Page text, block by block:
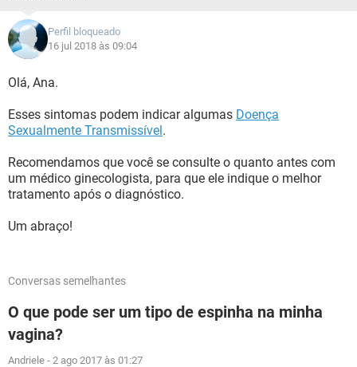
Perfil bloqueado
16 jul 2018 às 09:04
Olá, Ana.
Esses sintomas podem indicar algumas Doença
Sexualmente Transmissível.
Recomendamos que você se consulte o quanto antes com
um médico ginecologista, para que ele indique o melhor
tratamento após o diagnóstico.
Um abraço!
Conversas semelhantes
O que pode ser um tipo de espinha na minha
vagina?
Andriele - 2 ago 2017 às 01:27